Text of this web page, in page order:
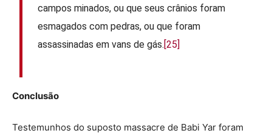
campos minados, ou que seus crânios foram
esmagados com pedras, ou que foram
assassinadas em vans de gás. [25]
Conclusão
Testemunhos do suposto massacre de Babi Yar foram